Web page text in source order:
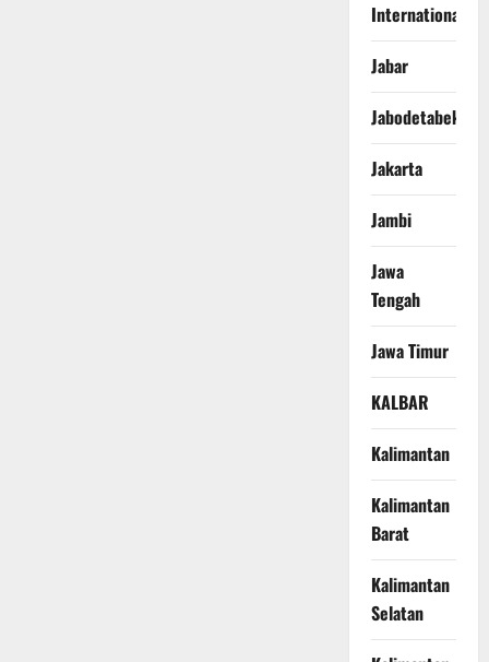
International
Jabar
Jabodetabek
Jakarta
Jambi
Jawa
Tengah
Jawa Timur
KALBAR
Kalimantan
Kalimantan
Barat
Kalimantan
Selatan